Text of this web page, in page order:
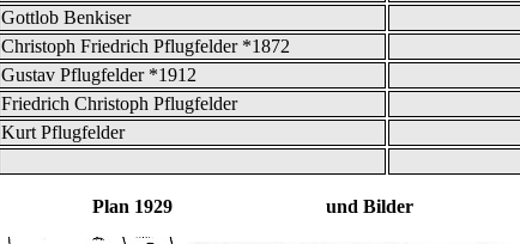
Gottlob Benkiser
Christoph Friedrich Pflugfelder *1872
Gustav Pflugfelder *1912
Friedrich Christoph Pflugfelder
Kurt Pflugfelder
Plan 1929 und Bilder